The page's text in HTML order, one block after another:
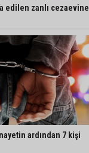
edilen zanlı cezaevine
ardından 7 kişi